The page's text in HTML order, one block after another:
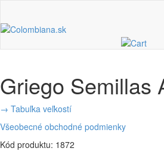
Griego Semillas
→ Tabuľka veľkostí
Všeobecné obchodné podmienky
Kód produktu: 1872